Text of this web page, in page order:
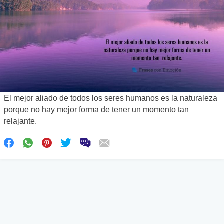
El mejor aliado de todos los seres humanos es la naturaleza
porque no hay mejor forma de tener un momento tan
relajante.